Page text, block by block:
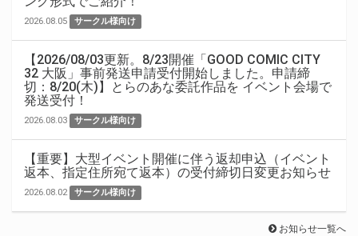
2026.08.05 サークル様向け
【2026/08/03更新。8/23開催「GOOD COMIC CITY
32 大阪」事前発送申請受付開始しました。申請締
切：8/20(木)】とらのあな委託作品を イベント会場で
発送受付！
2026.08.03 サークル様向け
【重要】大型イベント開催に伴う返却申込（イベント
返本、指定住所宛て返本）の受付締切日変更お知らせ
2026.08.02 サークル様向け
お知らせ一覧へ